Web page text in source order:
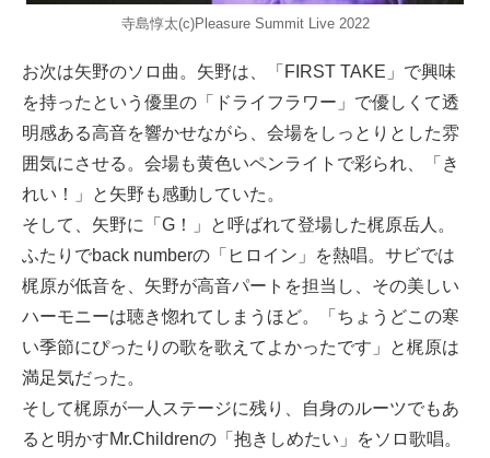
寺島惇太(c)Pleasure Summit Live 2022
お次は矢野のソロ曲。矢野は、「FIRST TAKE」で興味
を持ったという優里の「ドライフラワー」で優しくて透
明感ある高音を響かせながら、会場をしっとりとした雰
囲気にさせる。会場も黄色いペンライトで彩られ、「き
れい！」と矢野も感動していた。
そして、矢野に「G！」と呼ばれて登場した梶原岳人。
ふたりでback numberの「ヒロイン」を熱唱。サビでは
梶原が低音を、矢野が高音パートを担当し、その美しい
ハーモニーは聴き惚れてしまうほど。「ちょうどこの寒
い季節にぴったりの歌を歌えてよかったです」と梶原は
満足気だった。
そして梶原が一人ステージに残り、自身のルーツでもあ
ると明かすMr.Childrenの「抱きしめたい」をソロ歌唱。